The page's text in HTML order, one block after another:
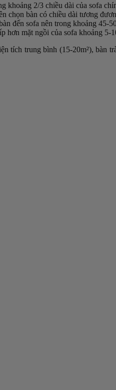
khoảng 2/3 chiều dài của sofa
chọn bàn có chiều dài tương
đến sofa nên trong khoảng 45-
hơn mặt ngồi của sofa khoảng 5-
tích trung bình (15-20m²), bàn